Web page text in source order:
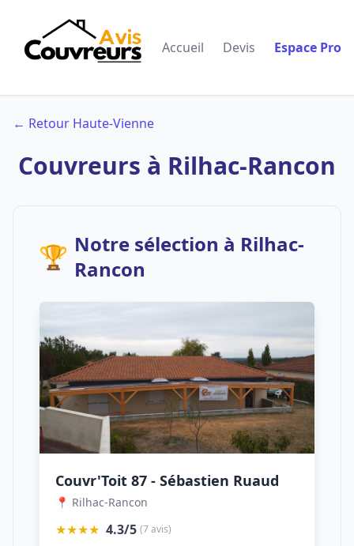
Accueil Devis Espace Pro
← Retour Haute-Vienne
Couvreurs à Rilhac-Rancon
🏆 Notre sélection à Rilhac-
Rancon
Couvr'Toit 87 - Sébastien Ruaud
📍 Rilhac-Rancon
★★★★ 4.3/5 (7 avis)